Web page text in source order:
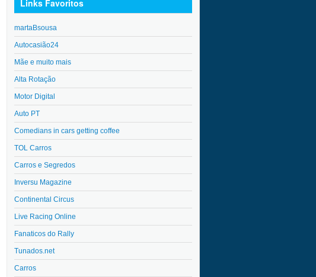
Links Favoritos
martaBsousa
Autocasião24
Mãe e muito mais
Alta Rotação
Motor Digital
Auto PT
Comedians in cars getting coffee
TOL Carros
Carros e Segredos
Inversu Magazine
Continental Circus
Live Racing Online
Fanaticos do Rally
Tunados.net
Carros